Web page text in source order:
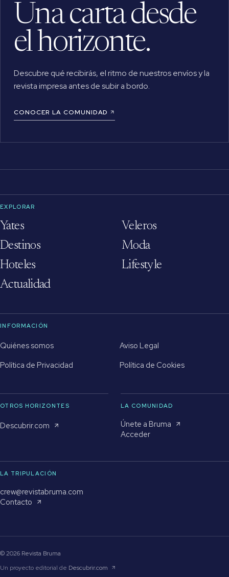
Una carta desde
el horizonte.
Descubre qué recibirás, el ritmo de nuestros envíos y la
revista impresa antes de subir a bordo.
CONOCER LA COMUNIDAD
EXPLORAR
Yates
Veleros
Destinos
Moda
Hoteles
Lifestyle
Actualidad
INFORMACIÓN
Quiénes somos
Aviso Legal
Política de Privacidad
Política de Cookies
OTROS HORIZONTES
Descubrir.com
LA COMUNIDAD
Únete a Bruma
Acceder
LA TRIPULACIÓN
crew@revistabruma.com
Contacto
© 2026 Revista Bruma
Un proyecto editorial de Descubrir.com